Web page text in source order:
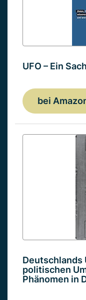
UFO – Ein
bei
Deutschlands
politischen
Phänomen in